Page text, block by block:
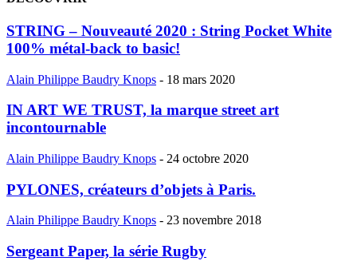
STRING – Nouveauté 2020 : String Pocket White
100% métal-back to basic!
Alain Philippe Baudry Knops - 18 mars 2020
IN ART WE TRUST, la marque street art
incontournable
Alain Philippe Baudry Knops - 24 octobre 2020
PYLONES, créateurs d’objets à Paris.
Alain Philippe Baudry Knops - 23 novembre 2018
Sergeant Paper, la série Rugby